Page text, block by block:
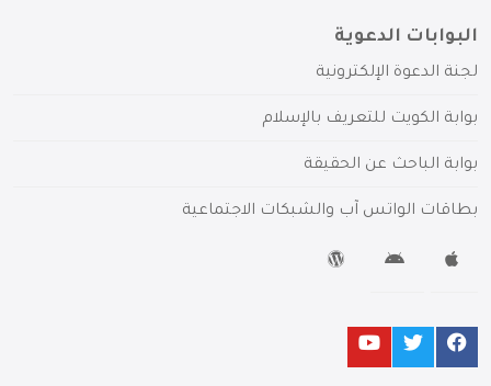
البوابات الدعوية
لجنة الدعوة الإلكترونية
بوابة الكويت للتعريف بالإسلام
بوابة الباحث عن الحقيقة
بطاقات الواتس آب والشبكات الاجتماعية